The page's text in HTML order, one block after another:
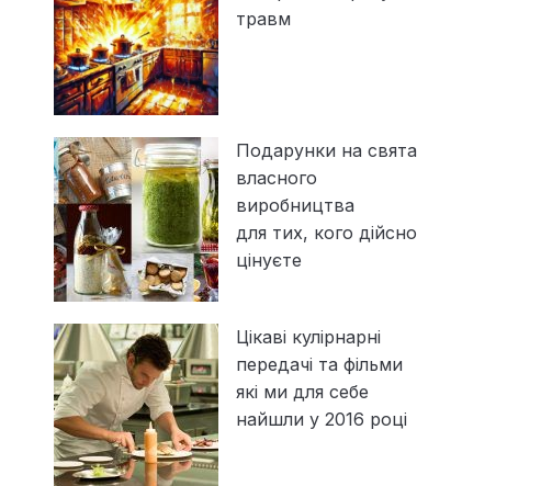
травм
Подарунки на свята
власного
виробництва
для тих, кого дійсно
цінуєте
Цікаві кулірнарні
передачі та фільми
які ми для себе
найшли у 2016 році